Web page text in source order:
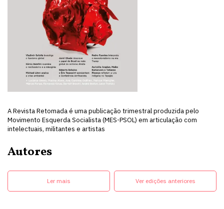
A Revista Retomada é uma publicação trimestral produzida pelo
Movimento Esquerda Socialista (MES-PSOL) em articulação com
intelectuais, militantes e artistas
Autores
Ler mais Ver edições anteriores